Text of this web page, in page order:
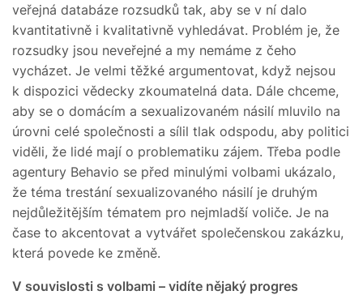
veřejná databáze rozsudků tak, aby se v ní dalo
kvantitativně i kvalitativně vyhledávat. Problém je, že
rozsudky jsou neveřejné a my nemáme z čeho
vycházet. Je velmi těžké argumentovat, když nejsou
k dispozici vědecky zkoumatelná data. Dále chceme,
aby se o domácím a sexualizovaném násilí mluvilo na
úrovni celé společnosti a sílil tlak odspodu, aby politici
viděli, že lidé mají o problematiku zájem. Třeba podle
agentury Behavio se před minulými volbami ukázalo,
že téma trestání sexualizovaného násilí je druhým
nejdůležitějším tématem pro nejmladší voliče. Je na
čase to akcentovat a vytvářet společenskou zakázku,
která povede ke změně.
V souvislosti s volbami –⁠ vidíte nějaký progres